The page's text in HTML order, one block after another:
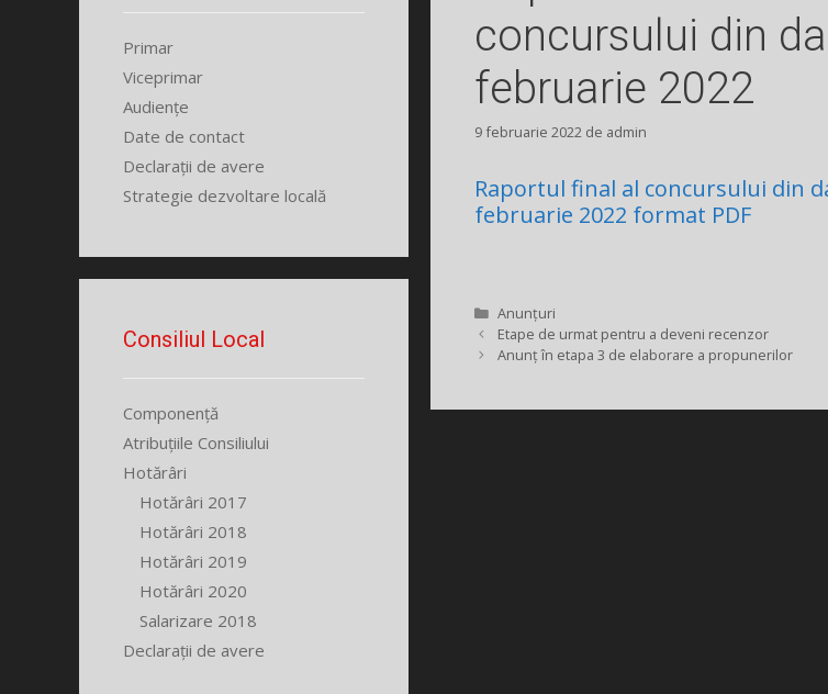
concursului din
februarie 2022
9 februarie 2022 de admin
Raportul final al concursului din
februarie 2022 format PDF
Categorii
Anunțuri
Etape de urmat pentru a deveni recenzor
Anunț în etapa 3 de elaborare a propunerilor
Primar
Viceprimar
Audiențe
Date de contact
Declarații de avere
Strategie dezvoltare locală
Consiliul Local
Componență
Atribuțiile Consiliului
Hotărâri
Hotărâri 2017
Hotărâri 2018
Hotărâri 2019
Hotărâri 2020
Salarizare 2018
Declarații de avere